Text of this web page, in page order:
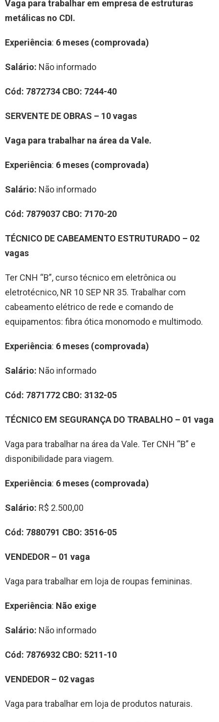
Vaga para trabalhar em empresa de estruturas
metálicas no CDI.
Experiência: 6 meses (comprovada)
Salário: Não informado
Cód: 7872734 CBO: 7244-40
SERVENTE DE OBRAS – 10 vagas
Vaga para trabalhar na área da Vale.
Experiência: 6 meses (comprovada)
Salário: Não informado
Cód: 7879037 CBO: 7170-20
TÉCNICO DE CABEAMENTO ESTRUTURADO – 02
vagas
Ter CNH “B”, curso técnico em eletrônica ou
eletrotécnico, NR 10 SEP NR 35. Trabalhar com
cabeamento elétrico de rede e comando de
equipamentos: fibra ótica monomodo e multimodo.
Experiência: 6 meses (comprovada)
Salário: Não informado
Cód: 7871772 CBO: 3132-05
TÉCNICO EM SEGURANÇA DO TRABALHO – 01 vaga
Vaga para trabalhar na área da Vale. Ter CNH “B” e
disponibilidade para viagem.
Experiência: 6 meses (comprovada)
Salário: R$ 2.500,00
Cód: 7880791 CBO: 3516-05
VENDEDOR – 01 vaga
Vaga para trabalhar em loja de roupas femininas.
Experiência: Não exige
Salário: Não informado
Cód: 7876932 CBO: 5211-10
VENDEDOR – 02 vagas
Vaga para trabalhar em loja de produtos naturais.